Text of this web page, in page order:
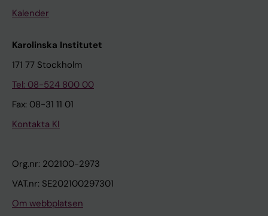
Kalender
Karolinska Institutet
171 77 Stockholm
Tel: 08-524 800 00
Fax: 08-31 11 01
Kontakta KI
Org.nr: 202100-2973
VAT.nr: SE202100297301
Om webbplatsen